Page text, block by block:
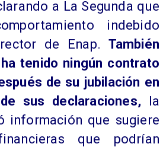
a La Segunda que
indebido
de Enap. También
tenido ningún contrato
de su jubilación en
sus declaraciones, la
información que sugiere
que podrían